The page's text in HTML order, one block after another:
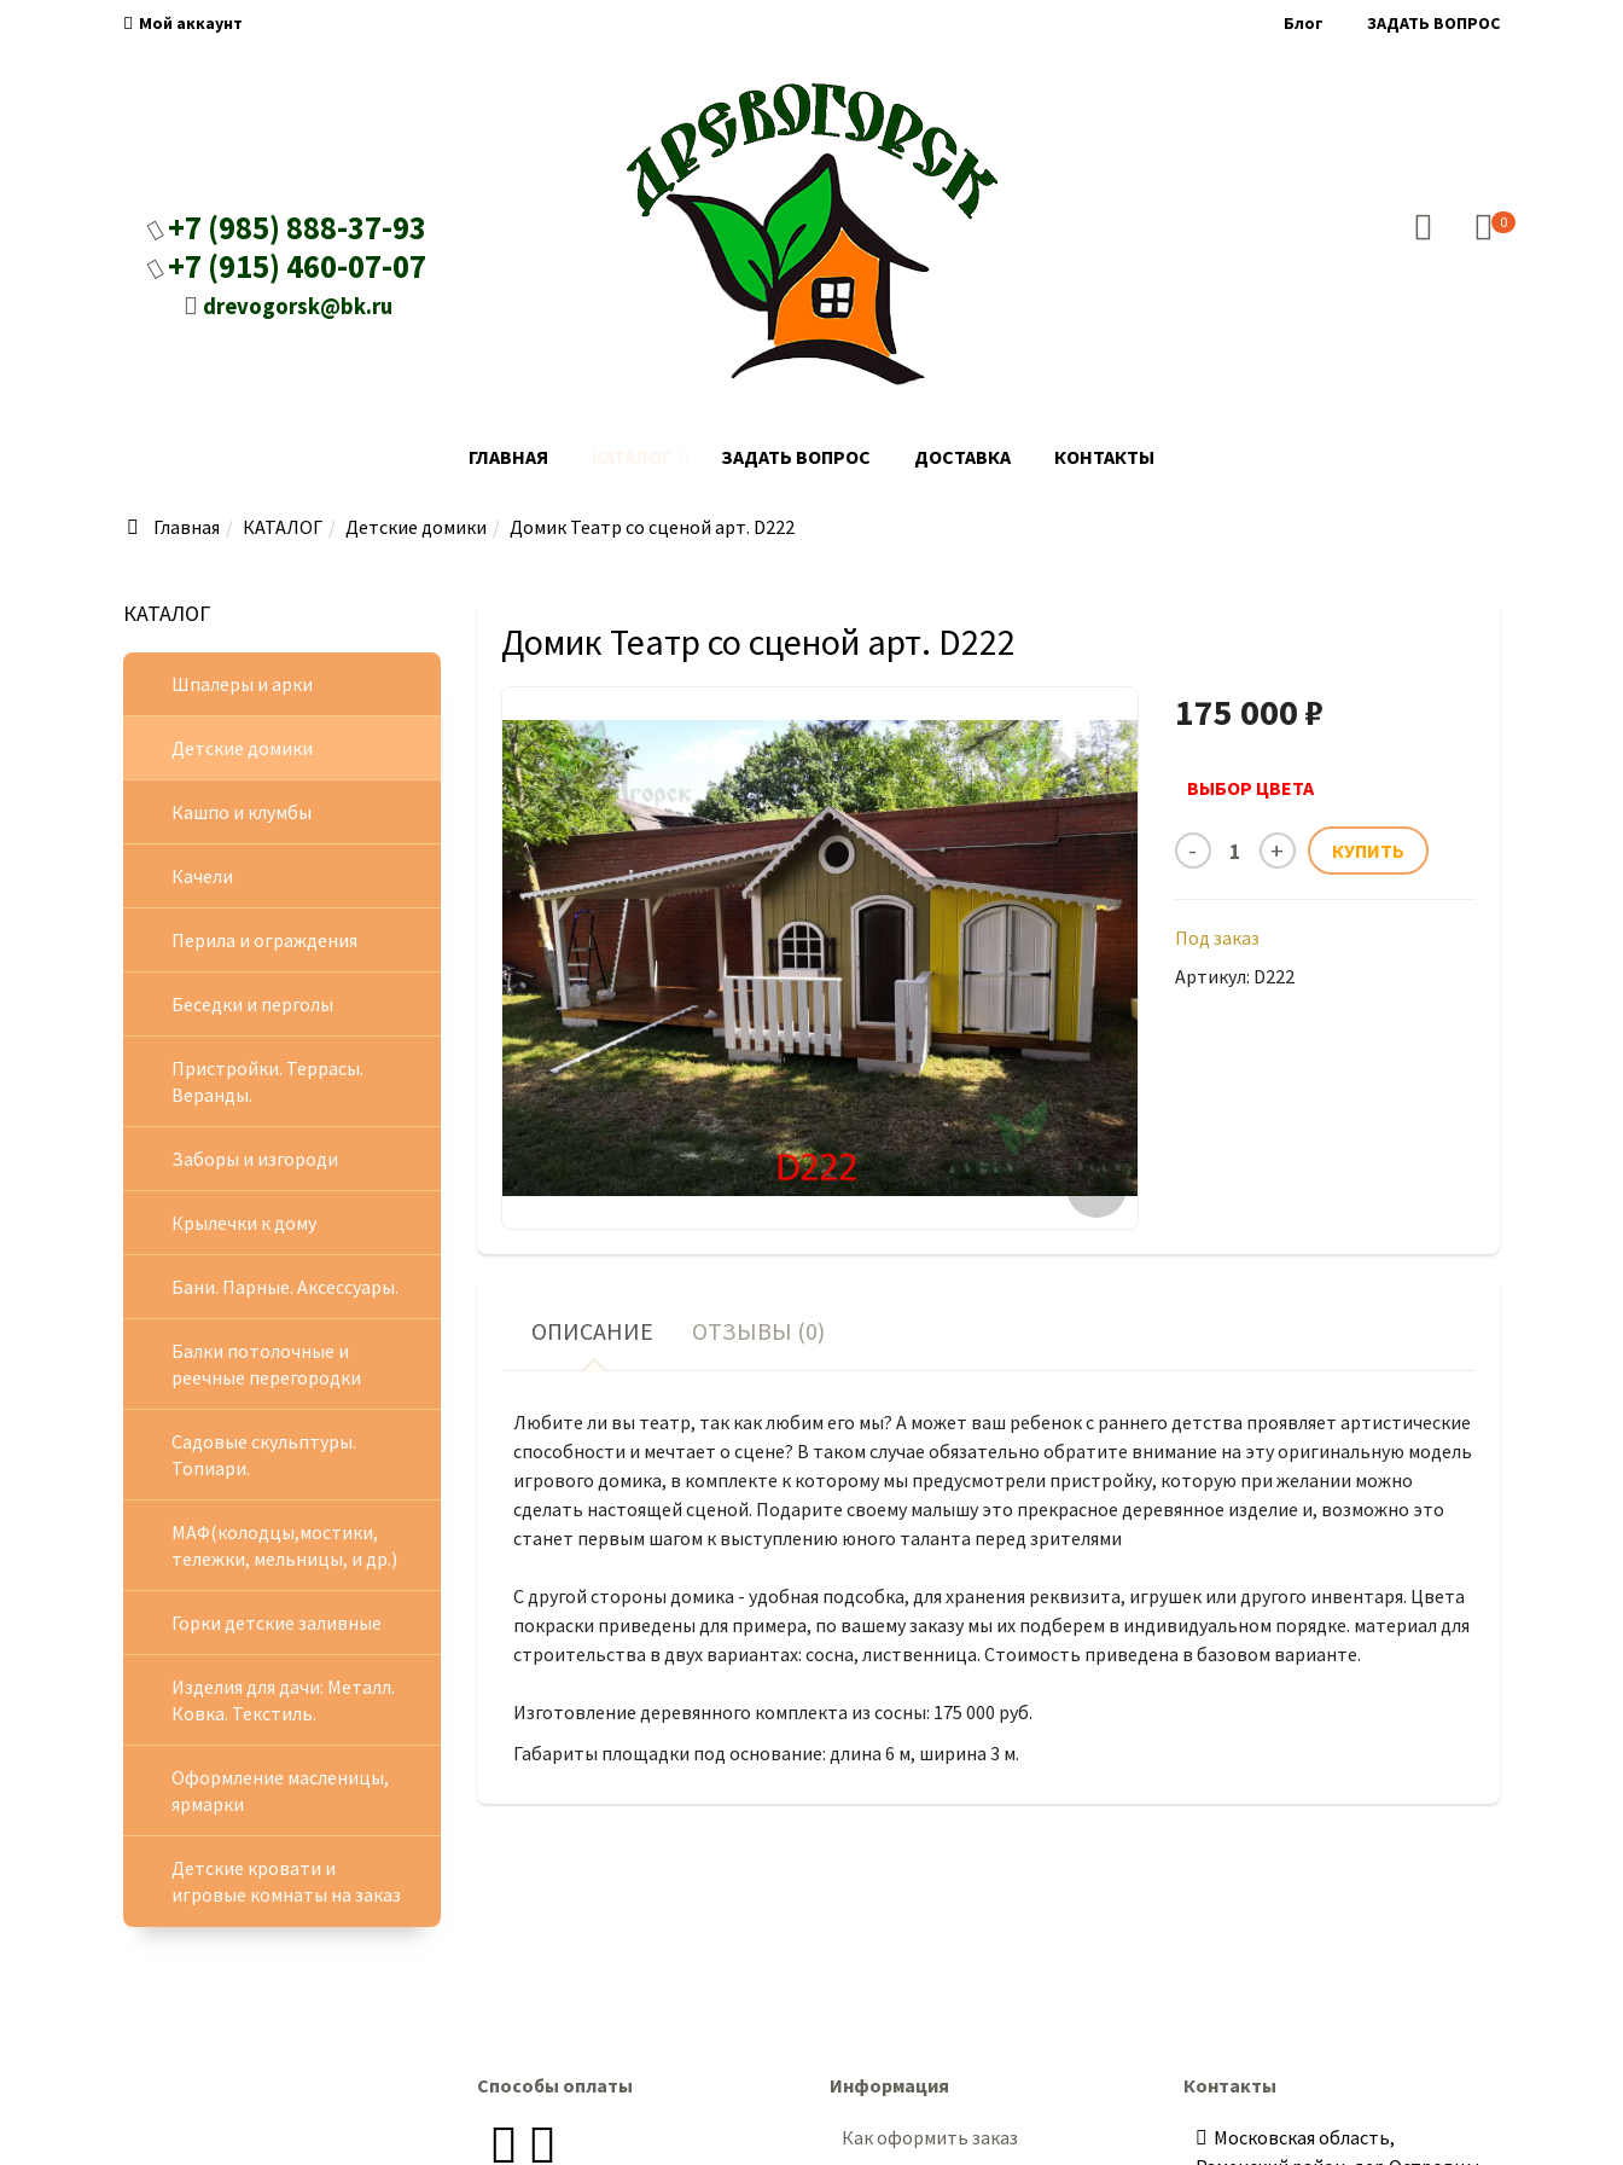
Мой аккаунт Блог ЗАДАТЬ ВОПРОС
+7 (985) 888-37-93
+7 (915) 460-07-07
drevogorsk@bk.ru
0
ГЛАВНАЯ ЗАДАТЬ ВОПРОС ДОСТАВКА КОНТАКТЫ
Главная КАТАЛОГ Детские домики Домик Театр со сценой арт. D222
Домик Театр со сценой арт. D222
175 000 ₽
ВЫБОР ЦВЕТА
Под заказ
Артикул: D222
ОПИСАНИЕ ОТЗЫВЫ (0)
Любите ли вы театр, так как любим его мы? А может ваш ребенок с раннего детства проявляет артистические
способности и мечтает о сцене? В таком случае обязательно обратите внимание на эту оригинальную модель
игрового домика, в комплекте к которому мы предусмотрели пристройку, которую при желании можно
сделать настоящей сценой. Подарите своему малышу это прекрасное деревянное изделие и, возможно это
станет первым шагом к выступлению юного таланта перед зрителями
С другой стороны домика - удобная подсобка, для хранения реквизита, игрушек или другого инвентаря. Цвета
покраски приведены для примера, по вашему заказу мы их подберем в индивидуальном порядке. материал для
строительства в двух вариантах: сосна, лиственница. Стоимость приведена в базовом варианте.
Изготовление деревянного комплекта из сосны: 175 000 руб.
Габариты площадки под основание: длина 6 м, ширина 3 м.
КАТАЛОГ
Шпалеры и арки
Детские домики
Кашпо и клумбы
Качели
Перила и ограждения
Беседки и перголы
Пристройки. Террасы.
Веранды.
Заборы и изгороди
Крылечки к дому
Бани. Парные. Аксессуары.
Балки потолочные и
реечные перегородки
Садовые скульптуры.
Топиари.
МАФ(колодцы,мостики,
тележки, мельницы, и др.)
Горки детские заливные
Изделия для дачи: Металл.
Ковка. Текстиль.
Оформление масленицы,
ярмарки
Детские кровати и
игровые комнаты на заказ
Способы оплаты Информация
Как оформить заказ
Контакты
Московская область,